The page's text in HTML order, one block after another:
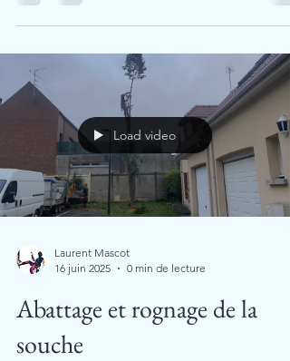
Load video
Laurent Mascot
16 juin 2025
0 min de lecture
Abattage et rognage de la
souche